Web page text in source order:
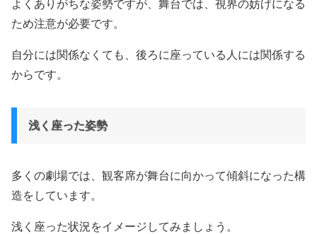
よくありがちな姿勢ですが、舞台では、視界の妨げになる
ため注意が必要です。
自分には関係なくても、後ろに座っている人には関係する
からです。
浅く座った姿勢
多くの劇場では、観客席が舞台に向かって傾斜になった構
造をしています。
浅く座った状況をイメージしてみましょう。